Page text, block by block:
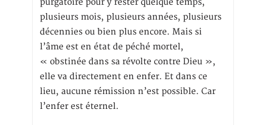
purgatoire pour y rester quelque temps,
plusieurs mois, plusieurs années, plusieurs
décennies ou bien plus encore. Mais si
l’âme est en état de péché mortel,
« obstinée dans sa révolte contre Dieu »,
elle va directement en enfer. Et dans ce
lieu, aucune rémission n’est possible. Car
l’enfer est éternel.